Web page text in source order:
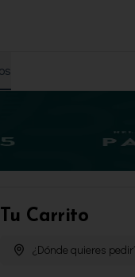
Tu Carrito
¿Dónde quieres